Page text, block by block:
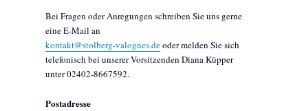
Bei Fragen oder Anregungen schreiben Sie uns gerne
eine E-Mail an
kontakt@stolberg-valognes.deoder melden Sie sich
telefonisch bei unserer Vorsitzenden Diana Küpper
unter 02402-8667592.
Postadresse